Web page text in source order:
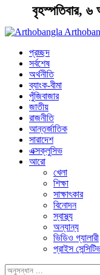
বৃহস্পতিবার,
প্রচ্ছদ
সর্বশেষ
অর্থনীতি
ব্যাংক-বীমা
পুঁজিবাজার
জাতীয়
রাজনীতি
আন্তর্জাতিক
সারাদেশ
এক্সক্লুসিভ
আরো
খেলা
শিক্ষা
সাক্ষাৎকার
বিনোদন
স্বাস্থ্য
অন্যান্য
ভিডিও গ্যালারী
প্রাইস